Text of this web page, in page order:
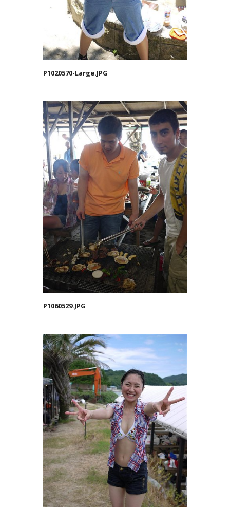
P1020570-Large.JPG
P1060529.JPG